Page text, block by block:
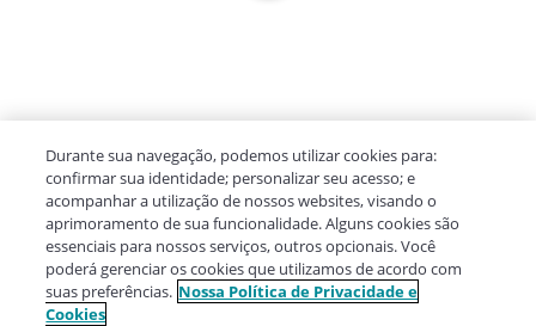
Durante sua navegação, podemos utilizar cookies para:
confirmar sua identidade; personalizar seu acesso; e
acompanhar a utilização de nossos websites, visando o
aprimoramento de sua funcionalidade. Alguns cookies são
essenciais para nossos serviços, outros opcionais. Você
poderá gerenciar os cookies que utilizamos de acordo com
suas preferências. Nossa Política de Privacidade e
Cookies